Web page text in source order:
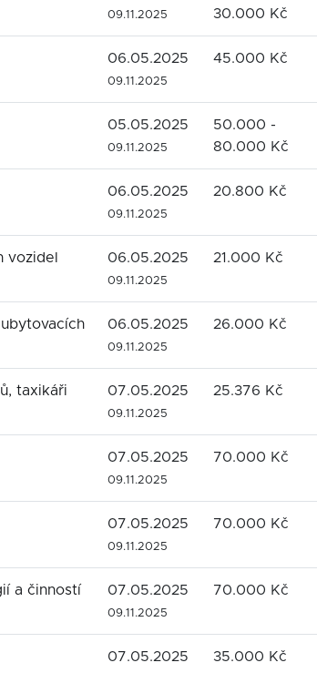
09.11.2025
30.000 Kč
06.05.2025
09.11.2025
45.000 Kč
05.05.2025
09.11.2025
50.000 -
80.000 Kč
06.05.2025
09.11.2025
20.800 Kč
vozidel 06.05.2025
09.11.2025
21.000 Kč
06.05.2025
09.11.2025
26.000 Kč
taxikáři 07.05.2025
09.11.2025
25.376 Kč
07.05.2025
09.11.2025
70.000 Kč
07.05.2025
09.11.2025
70.000 Kč
a činností 07.05.2025
09.11.2025
70.000 Kč
07.05.2025 35.000 Kč